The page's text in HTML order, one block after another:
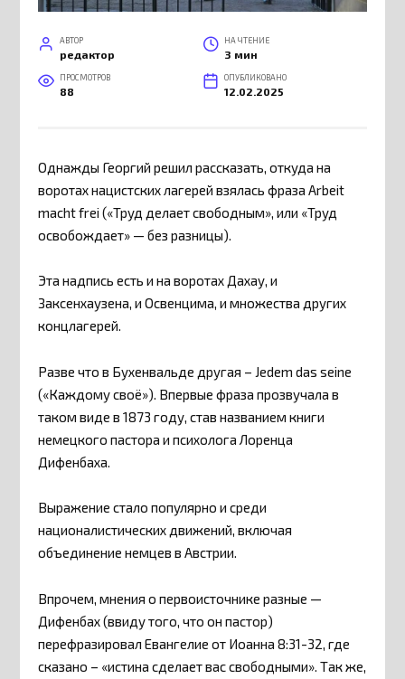
АВТОР
редактор
НА ЧТЕНИЕ
3 мин
ПРОСМОТРОВ
88
ОПУБЛИКОВАНО
12.02.2025
Однажды Георгий решил рассказать, откуда на
воротах нацистских лагерей взялась фраза Arbeit
macht frei («Труд делает свободным», или «Труд
освобождает» — без разницы).
Эта надпись есть и на воротах Дахау, и
Заксенхаузена, и Освенцима, и множества других
концлагерей.
Разве что в Бухенвальде другая – Jedem das seine
(«Каждому своё»). Впервые фраза прозвучала в
таком виде в 1873 году, став названием книги
немецкого пастора и психолога Лоренца
Дифенбаха.
Выражение стало популярно и среди
националистических движений, включая
объединение немцев в Австрии.
Впрочем, мнения о первоисточнике разные —
Дифенбах (ввиду того, что он пастор)
перефразировал Евангелие от Иоанна 8:31-32, где
сказано – «истина сделает вас свободными». Так же,